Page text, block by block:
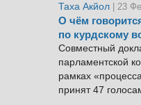
Таха Акйол | 23
О чём
по курдскому
Совместный
парламентской
рамках
принят 47